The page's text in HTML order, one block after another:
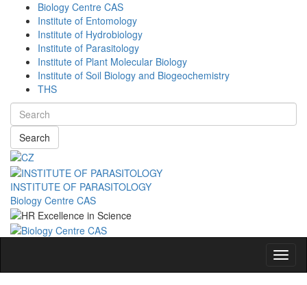
Biology Centre CAS
Institute of Entomology
Institute of Hydrobiology
Institute of Parasitology
Institute of Plant Molecular Biology
Institute of Soil Biology and Biogeochemistry
THS
Search
INSTITUTE OF PARASITOLOGY
Biology Centre CAS